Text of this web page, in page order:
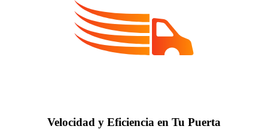
Velocidad y Eficiencia en Tu Puerta